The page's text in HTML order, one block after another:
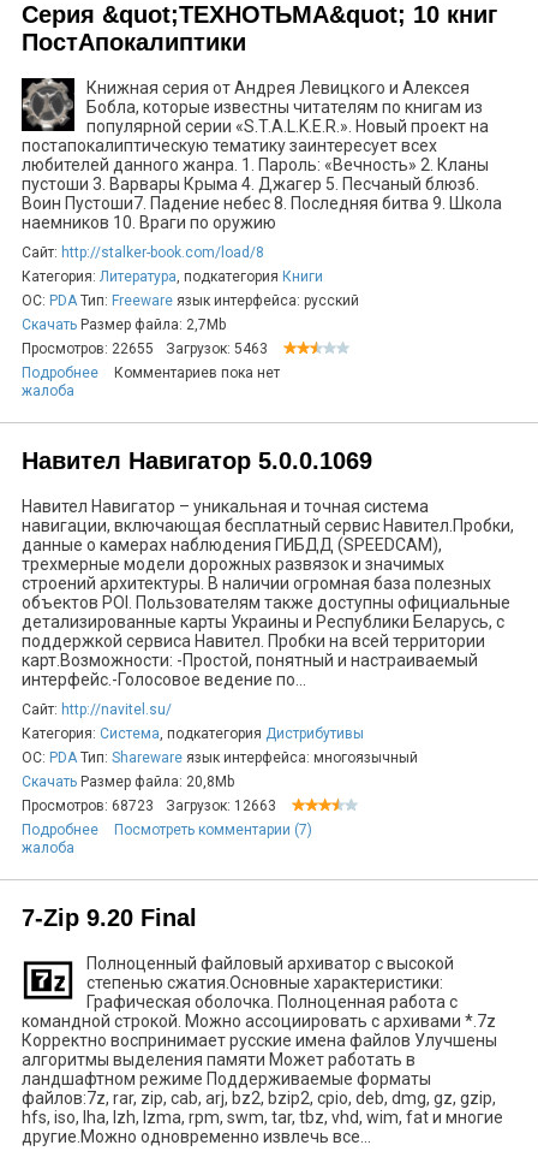
Серия &quot;ТЕХНОТЬМА&quot; 10 книг
ПостАпокалиптики
Книжная серия от Андрея Левицкого и Алексея
Бобла, которые известны читателям по книгам из
популярной серии «S.T.A.L.K.E.R.». Новый проект на
постапокалиптическую тематику заинтересует всех
любителей данного жанра. 1. Пароль: «Вечность» 2. Кланы
пустоши 3. Варвары Крыма 4. Джагер 5. Песчаный блюз6.
Воин Пустоши7. Падение небес 8. Последняя битва 9. Школа
наемников 10. Враги по оружию
Сайт: http://stalker-book.com/load/8
Категория: Литература, подкатегория Книги
ОС: PDAТип: Freeware язык интерфейса: русский
Скачать Размер файла: 2,7Mb
Просмотров: 22655
Загрузок: 5463
Подробнее
Комментариев пока нет
жалоба
Навител Навигатор 5.0.0.1069
Навител Навигатор – уникальная и точная система
навигации, включающая бесплатный сервис Навител.Пробки,
данные о камерах наблюдения ГИБДД (SPEEDCAM),
трехмерные модели дорожных развязок и значимых
строений архитектуры. В наличии огромная база полезных
объектов POI. Пользователям также доступны официальные
детализированные карты Украины и Республики Беларусь, с
поддержкой сервиса Навител. Пробки на всей территории
карт.Возможности: -Простой, понятный и настраиваемый
интерфейс.-Голосовое ведение по...
Сайт: http://navitel.su/
Категория: Система, подкатегория Дистрибутивы
ОС: PDAТип: Shareware язык интерфейса: многоязычный
Скачать Размер файла: 20,8Mb
Просмотров: 68723
Загрузок: 12663
Подробнее
Посмотреть комментарии (7)
жалоба
7-Zip 9.20 Final
Полноценный файловый архиватор с высокой
степенью сжатия.Основные характеристики:
Графическая оболочка. Полноценная работа с
командной строкой. Можно ассоциировать с архивами *.7z
Корректно воспринимает русские имена файлов Улучшены
алгоритмы выделения памяти Может работать в
ландшафтном режиме Поддерживаемые форматы
файлов:7z, rar, zip, cab, arj, bz2, bzip2, cpio, deb, dmg, gz, gzip,
hfs, iso, lha, lzh, lzma, rpm, swm, tar, tbz, vhd, wim, fat и многие
другие.Можно одновременно извлечь все...